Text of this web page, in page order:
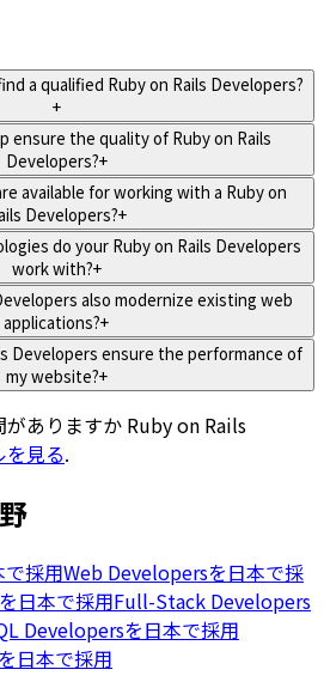
a qualified Ruby on Rails Developers?
+
ensure the quality of Ruby on Rails
Developers?+
available for working with a Ruby on
Developers?+
do your Ruby on Rails Developers
work with?+
also modernize existing web
applications?+
Developers ensure the performance of
my website?+
がありますか Ruby on Rails
を見る.
採用Web Developersを日本で採
日本で採用Full-Stack Developers
Developersを日本で採用
日本で採用